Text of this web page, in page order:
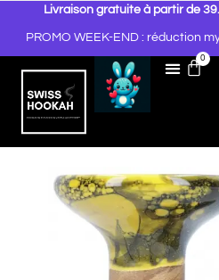
Livraison gratuite à partir de
PROMO WEEK-END : réduction
0